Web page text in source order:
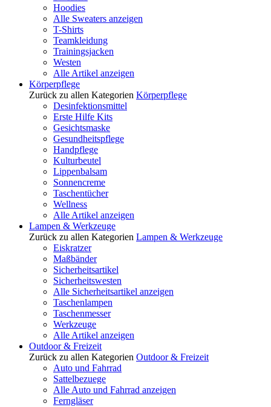
Hoodies
Alle Sweaters anzeigen
T-Shirts
Teamkleidung
Trainingsjacken
Westen
Alle Artikel anzeigen
Körperpflege
Zurück zu allen Kategorien Körperpflege
Desinfektionsmittel
Erste Hilfe Kits
Gesichtsmaske
Gesundheitspflege
Handpflege
Kulturbeutel
Lippenbalsam
Sonnencreme
Taschentücher
Wellness
Alle Artikel anzeigen
Lampen & Werkzeuge
Zurück zu allen Kategorien Lampen & Werkzeuge
Eiskratzer
Maßbänder
Sicherheitsartikel
Sicherheitswesten
Alle Sicherheitsartikel anzeigen
Taschenlampen
Taschenmesser
Werkzeuge
Alle Artikel anzeigen
Outdoor & Freizeit
Zurück zu allen Kategorien Outdoor & Freizeit
Auto und Fahrrad
Sattelbezuege
Alle Auto und Fahrrad anzeigen
Ferngläser